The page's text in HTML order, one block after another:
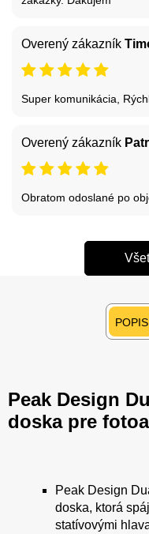
Overený zákazník
Super komunikácia,
Overený zákazník
Obratom odoslané po
POPIS
Peak Design
doska pre
Peak Design
doska, ktorá
statívovými